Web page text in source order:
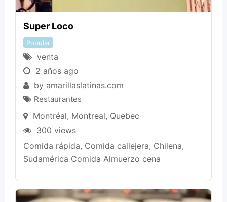
Super Loco
Popular
venta
2 años ago
by amarillaslatinas.com
Restaurantes
Montréal, Montreal, Quebec
300 views
Comida rápida, Comida callejera, Chilena,
Sudamérica Comida Almuerzo cena